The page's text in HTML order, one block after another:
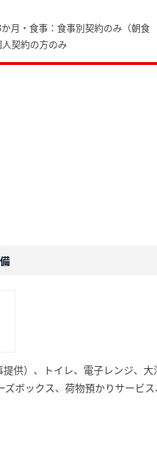
月・食事：食事別契約のみ（朝食
契約の方のみ
供）、トイレ、電子レンジ、大
ボックス、荷物預かりサービス